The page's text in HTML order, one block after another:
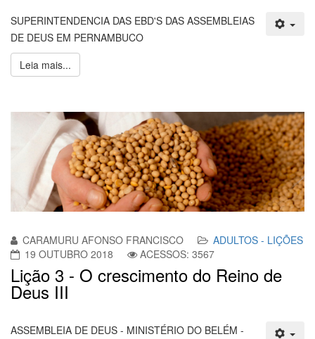
SUPERINTENDENCIA DAS EBD'S DAS ASSEMBLEIAS
DE DEUS EM PERNAMBUCO
Leia mais...
CARAMURU AFONSO FRANCISCO
ADULTOS - LIÇÕES
19 OUTUBRO 2018
ACESSOS: 3567
Lição 3 - O crescimento do Reino de
Deus III
ASSEMBLEIA DE DEUS - MINISTÉRIO DO BELÉM -